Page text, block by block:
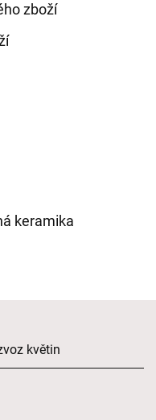
zboží
keramika
květin